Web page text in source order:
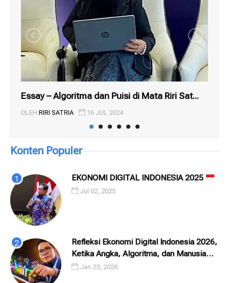
Essay – Algoritma dan Puisi di Mata Riri Sat...
OLEH RIRI SATRIA 16 JUL 2024
Konten Populer
EKONOMI DIGITAL INDONESIA 2025
Jul 02, 2025
Refleksi Ekonomi Digital Indonesia 2026,
Ketika Angka, Algoritma, dan Manusia
Saling Menatap
Jan 23, 2026